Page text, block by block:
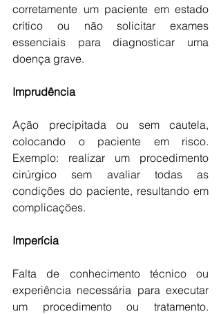
corretamente um paciente em estado
crítico ou não solicitar exames
essenciais para diagnosticar uma
doença grave.
Imprudência
Ação precipitada ou sem cautela,
colocando o paciente em risco.
Exemplo: realizar um procedimento
cirúrgico sem avaliar todas as
condições do paciente, resultando em
complicações.
Imperícia
Falta de conhecimento técnico ou
experiência necessária para executar
um procedimento ou tratamento.